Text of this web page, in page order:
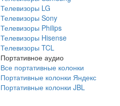
Телевизоры LG
Телевизоры Sony
Телевизоры Philips
Телевизоры Hisense
Телевизоры TCL
Портативное аудио
Все портативные колонки
Портативные колонки Яндекс
Портативные колонки JBL